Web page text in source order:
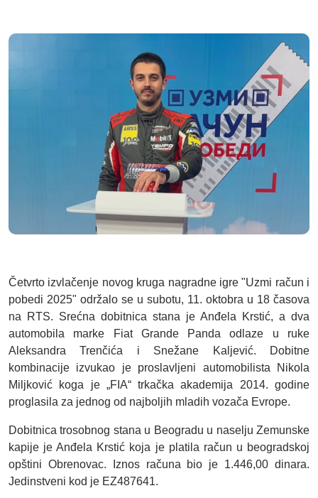
Četvrto izvlačenje novog kruga nagradne igre "Uzmi račun i
pobedi 2025" održalo se u subotu, 11. oktobra u 18 časova
na RTS. Srećna dobitnica stana je Anđela Krstić, a dva
automobila marke Fiat Grande Panda odlaze u ruke
Aleksandra Trenčića i Snežane Kaljević. Dobitne
kombinacije izvukao je proslavljeni automobilista Nikola
Miljković koga je „FIA“ trkačka akademija 2014. godine
proglasila za jednog od najboljih mladih vozača Evrope.
Dobitnica trosobnog stana u Beogradu u naselju Zemunske
kapije je Anđela Krstić koja je platila račun u beogradskoj
opštini Obrenovac. Iznos računa bio je 1.446,00 dinara.
Jedinstveni kod je EZ487641.